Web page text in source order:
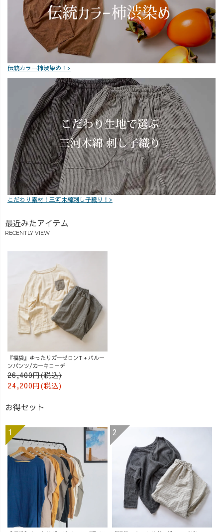
伝統カラー柿渋染め！>
こだわり素材！三河木綿刺し子織り！>
最近みたアイテム
RECENTLY VIEW
『福袋』ゆったりガーゼロンT + バルー
ンパンツ/カーキコーデ
26,400円(税込)
24,200円(税込)
お得セット